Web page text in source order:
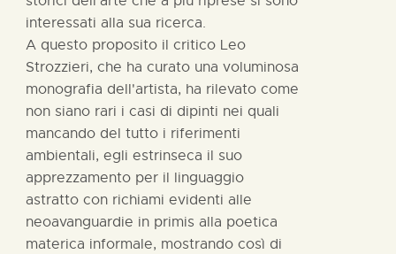
interessati alla sua ricerca.
A questo proposito il critico Leo
Strozzieri, che ha curato una voluminosa
monografia dell'artista, ha rilevato come
non siano rari i casi di dipinti nei quali
mancando del tutto i riferimenti
ambientali, egli estrinseca il suo
apprezzamento per il linguaggio
astratto con richiami evidenti alle
neoavanguardie in primis alla poetica
materica informale, mostrando così di